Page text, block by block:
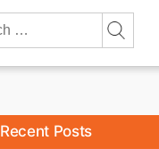
Recent Posts